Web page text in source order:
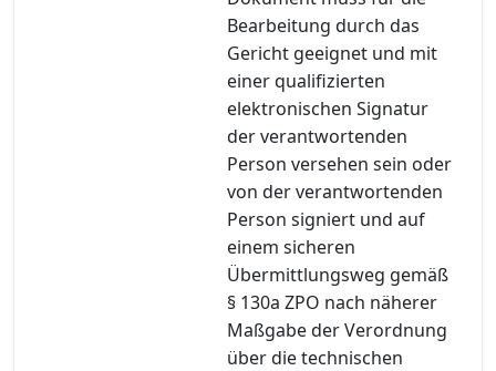
Bearbeitung durch das
Gericht geeignet und mit
einer qualifizierten
elektronischen Signatur
der verantwortenden
Person versehen sein oder
von der verantwortenden
Person signiert und auf
einem sicheren
Übermittlungsweg gemäß
§ 130a ZPO nach näherer
Maßgabe der Verordnung
über die technischen